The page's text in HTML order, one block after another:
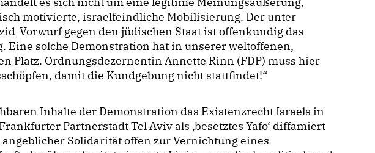
motivierte, israelfeindliche Mobilisierung. Der unter
Vorwurf gegen den jüdischen Staat ist offenkundig das
Eine solche Demonstration hat in unserer weltoffenen,
Platz. Ordnungsdezernentin Annette Rinn (FDP) muss hier
damit die Kundgebung nicht stattfindet!“
Inhalte der Demonstration das Existenzrecht Israels in
Partnerstadt Tel Aviv als ,besetztes Yafo‘ diffamiert
Solidarität offen zur Vernichtung eines